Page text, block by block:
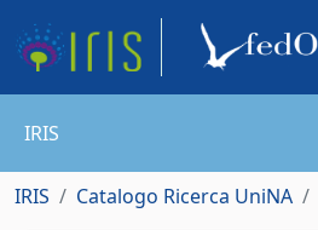
IRIS
IRIS Catalogo Ricerca UniNA